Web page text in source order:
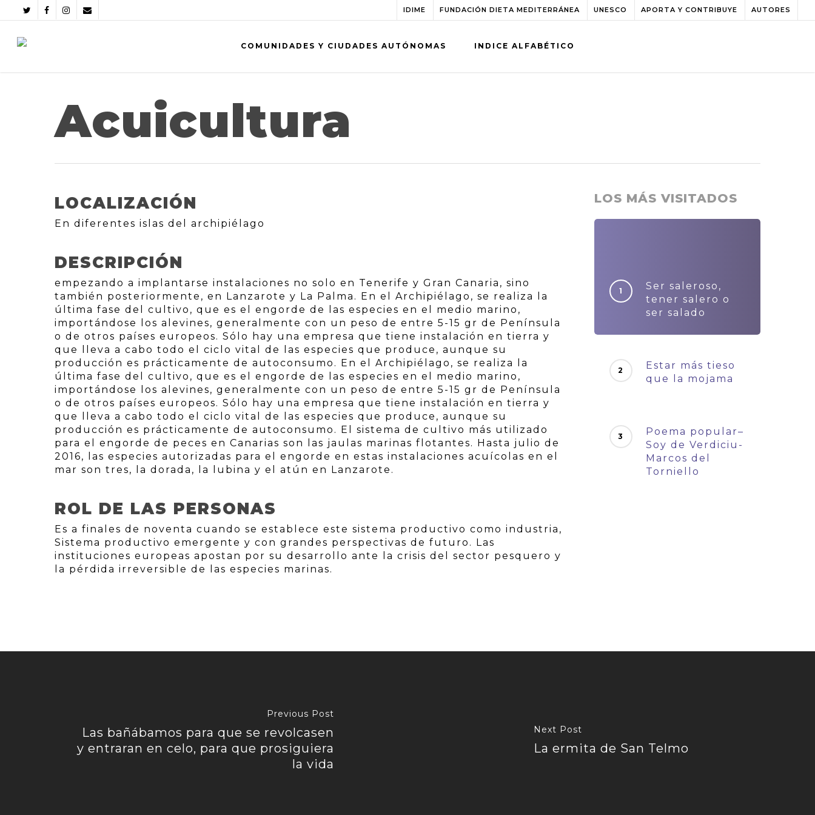
IDIME FUNDACIÓN DIETA MEDITERRÁNEA UNESCO APORTA Y CONTRIBUYE AUTORES
COMUNIDADES Y CIUDADES AUTÓNOMAS INDICE ALFABÉTICO
Acuicultura
LOCALIZACIÓN
En diferentes islas del archipiélago
DESCRIPCIÓN
empezando a implantarse instalaciones no solo en Tenerife y Gran Canaria, sino
también posteriormente, en Lanzarote y La Palma. En el Archipiélago, se realiza la
última fase del cultivo, que es el engorde de las especies en el medio marino,
importándose los alevines, generalmente con un peso de entre 5-15 gr de Península
o de otros países europeos. Sólo hay una empresa que tiene instalación en tierra y
que lleva a cabo todo el ciclo vital de las especies que produce, aunque su
producción es prácticamente de autoconsumo. En el Archipiélago, se realiza la
última fase del cultivo, que es el engorde de las especies en el medio marino,
importándose los alevines, generalmente con un peso de entre 5-15 gr de Península
o de otros países europeos. Sólo hay una empresa que tiene instalación en tierra y
que lleva a cabo todo el ciclo vital de las especies que produce, aunque su
producción es prácticamente de autoconsumo. El sistema de cultivo más utilizado
para el engorde de peces en Canarias son las jaulas marinas flotantes. Hasta julio de
2016, las especies autorizadas para el engorde en estas instalaciones acuícolas en el
mar son tres, la dorada, la lubina y el atún en Lanzarote.
ROL DE LAS PERSONAS
Es a finales de noventa cuando se establece este sistema productivo como industria,
Sistema productivo emergente y con grandes perspectivas de futuro. Las
instituciones europeas apostan por su desarrollo ante la crisis del sector pesquero y
la pérdida irreversible de las especies marinas.
LOS MÁS VISITADOS
Ser saleroso,
tener salero o
ser salado
Estar más tieso
que la mojama
Poema popular–
Soy de Verdiciu-
Marcos del
Torniello
Previous Post
Las bañábamos para que se revolcasen
y entraran en celo, para que prosiguiera
la vida
Next Post
La ermita de San Telmo